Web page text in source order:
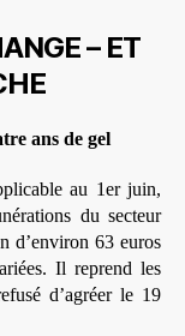
– ET
ans de gel
au 1er juin,
du secteur
d’environ 63 euros
Il reprend les
d’agréer le 19